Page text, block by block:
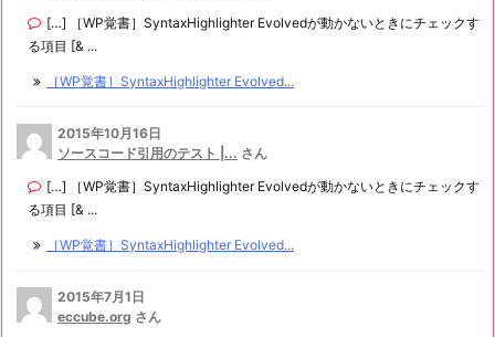
[…] ［WP覚書］SyntaxHighlighter Evolvedが動かないときにチェックす
る項目 [& ...
［WP覚書］SyntaxHighlighter Evolved...
2015年10月16日
ソースコード引用のテスト |... さん
[…] ［WP覚書］SyntaxHighlighter Evolvedが動かないときにチェックす
る項目 [& ...
［WP覚書］SyntaxHighlighter Evolved...
2015年7月1日
eccube.org さん